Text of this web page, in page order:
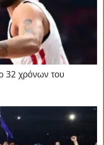
32 χρόνων του